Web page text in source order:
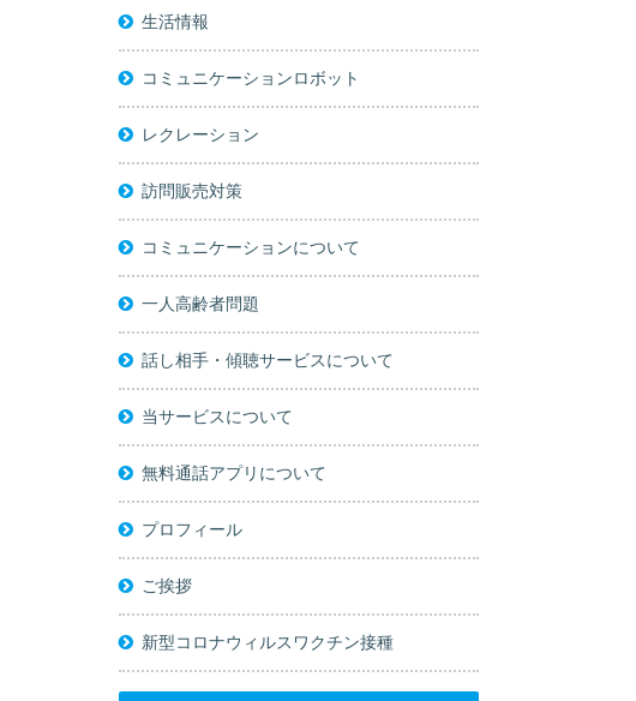
生活情報
コミュニケーションロボット
レクレーション
訪問販売対策
コミュニケーションについて
一人高齢者問題
話し相手・傾聴サービスについて
当サービスについて
無料通話アプリについて
プロフィール
ご挨拶
新型コロナウィルスワクチン接種